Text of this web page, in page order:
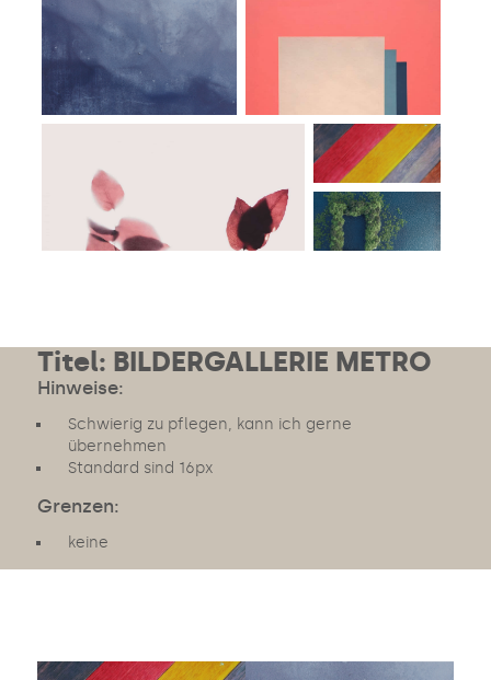
Image #1
Image #2
Image #2
Image #2
Titel: BILDERGALLERIE METRO
Hinweise:
Schwierig zu pflegen, kann ich gerne
übernehmen
Standard sind 16px
Grenzen:
keine